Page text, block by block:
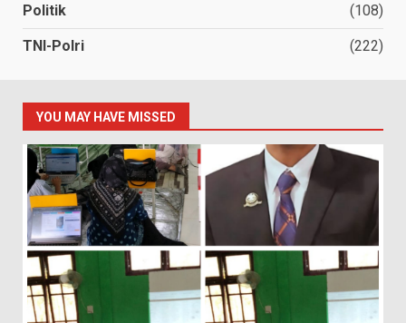
Politik (108)
TNI-Polri (222)
YOU MAY HAVE MISSED